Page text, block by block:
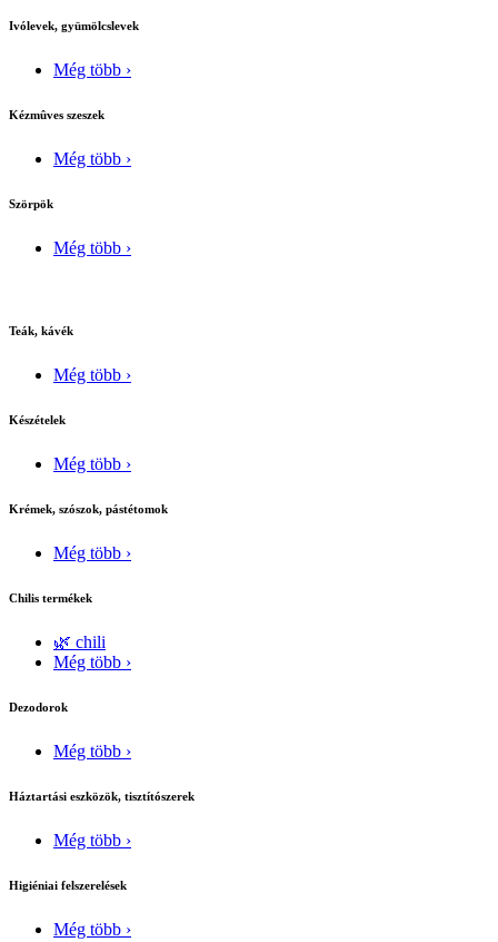
Ivólevek, gyümölcslevek
Még több ›
Kézmûves szeszek
Még több ›
Szörpök
Még több ›
Teák, kávék
Még több ›
Készételek
Még több ›
Krémek, szószok, pástétomok
Még több ›
Chilis termékek
🌿 chili
Még több ›
Dezodorok
Még több ›
Háztartási eszközök, tisztítószerek
Még több ›
Higiéniai felszerelések
Még több ›